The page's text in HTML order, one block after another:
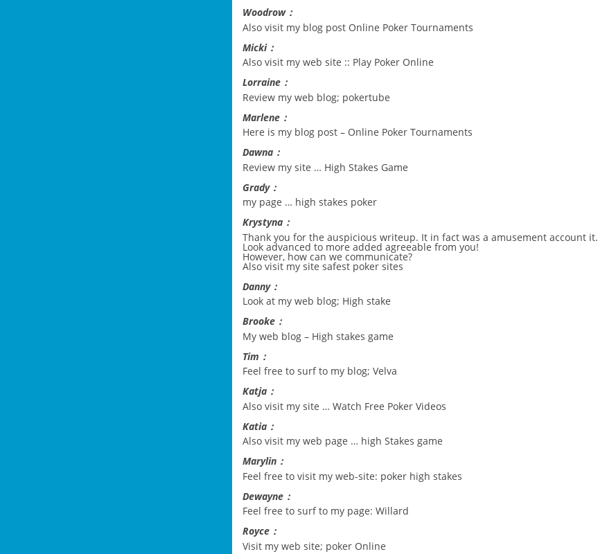
Woodrow：
Also visit my blog post Online Poker Tournaments
Micki：
Also visit my web site :: Play Poker Online
Lorraine：
Review my web blog; pokertube
Marlene：
Here is my blog post – Online Poker Tournaments
Dawna：
Review my site … High Stakes Game
Grady：
my page … high stakes poker
Krystyna：
Thank you for the auspicious writeup. It in fact was a amusement account it.
Look advanced to more added agreeable from you!
However, how can we communicate?
Also visit my site safest poker sites
Danny：
Look at my web blog; High stake
Brooke：
My web blog – High stakes game
Tim：
Feel free to surf to my blog; Velva
Katja：
Also visit my site … Watch Free Poker Videos
Katia：
Also visit my web page … high Stakes game
Marylin：
Feel free to visit my web-site: poker high stakes
Dewayne：
Feel free to surf to my page: Willard
Royce：
Visit my web site; poker Online